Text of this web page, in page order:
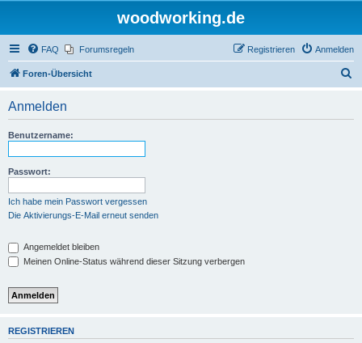
woodworking.de
FAQ Forumsregeln Anmelden
Registrieren
Foren-Übersicht
Anmelden
Benutzername:
Passwort:
Ich habe mein Passwort vergessen
Die Aktivierungs-E-Mail erneut senden
Angemeldet bleiben
Meinen Online-Status während dieser Sitzung verbergen
REGISTRIEREN